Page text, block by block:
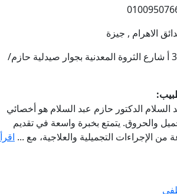
الاهرام , جيزة
303 أ شارع الثروة المعدنية بجوار صيدلية حازم/
السلام الدكتور حازم عبد السلام هو أخصائي
والحروق. يتمتع بخبرة واسعة في تقديم
الإجراءات التجميلية والعلاجية، مع ... اقرأ